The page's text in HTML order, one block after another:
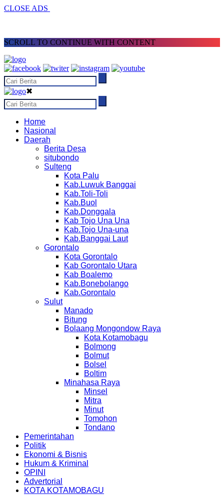
CLOSE ADS
SCROLL TO CONTINUE WITH CONTENT
✖
Home
Nasional
Daerah
Berita Desa
situbondo
Sulteng
Kota Palu
Kab.Luwuk Banggai
Kab.Toli-Toli
Kab.Buol
Kab.Donggala
Kab Tojo Una Una
Kab.Tojo Una-una
Kab.Banggai Laut
Gorontalo
Kota Gorontalo
Kab Gorontalo Utara
Kab Boalemo
Kab.Bonebolango
Kab.Gorontalo
Sulut
Manado
Bitung
Bolaang Mongondow Raya
Kota Kotamobagu
Bolmong
Bolmut
Bolsel
Boltim
Minahasa Raya
Minsel
Mitra
Minut
Tomohon
Tondano
Pemerintahan
Politik
Ekonomi & Bisnis
Hukum & Kriminal
OPINI
Advertorial
KOTA KOTAMOBAGU